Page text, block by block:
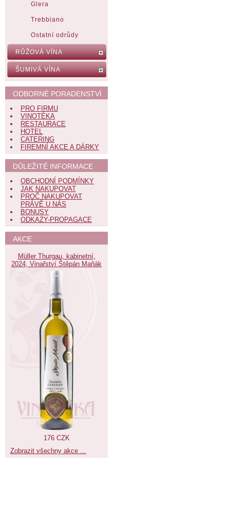
Glera
Trebbiano
Ostatní odrůdy
RŮŽOVÁ VÍNA
ŠUMIVÁ VÍNA
ODBORNÉ PORADENSTVÍ
PRO FIRMU
VINOTÉKA
RESTAURACE
HOTEL
CATERING
FIREMNÍ AKCE A DÁRKY
DŮLEŽITÉ INFORMACE
OBCHODNÍ PODMÍNKY
JAK NAKUPOVAT
PROČ NAKUPOVAT
PRÁVĚ U NÁS
BONUSY
ODKAZY-PROPAGACE
AKCE
Müller Thurgau, kabinetní,
2024, Vinařství Štěpán Maňák
176 CZK
Zobrazit všechny akce ...